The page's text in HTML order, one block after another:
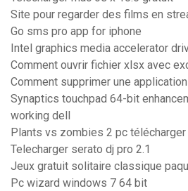
Site pour regarder des films en
Go sms pro app for iphone
Intel graphics media accelerator
Comment ouvrir fichier xlsx avec
Comment supprimer une
Synaptics touchpad 64-bit
working dell
Plants vs zombies 2 pc
Telecharger serato dj pro 2.1
Jeux gratuit solitaire classique
Pc wizard windows 7 64 bit